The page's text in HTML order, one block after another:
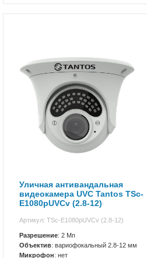
Уличная антивандальная
видеокамера UVC Tantos TSc-
E1080pUVCv (2.8-12)
Артикул: TSc-E1080pUVCv (2.8-12)
Разрешение: 2 Мп
Объектив: вариофокальный 2.8-12 мм
Микрофон: нет